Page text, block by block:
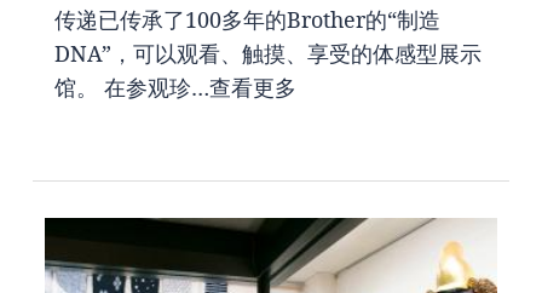
传递已传承了100多年的Brother的“制造
DNA”，可以观看、触摸、享受的体感型展示
馆。 在参观珍…查看更多